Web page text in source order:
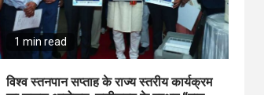
1 min read
विश्व स्तनपान सप्ताह के राज्य स्तरीय कार्यक्रम